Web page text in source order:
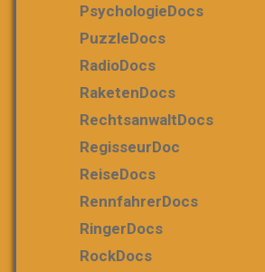
PsychologieDocs
PuzzleDocs
RadioDocs
RaketenDocs
RechtsanwaltDocs
RegisseurDoc
ReiseDocs
RennfahrerDocs
RingerDocs
RockDocs